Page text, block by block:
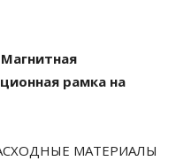
Магнитная
рамка на
МАТЕРИАЛЫ